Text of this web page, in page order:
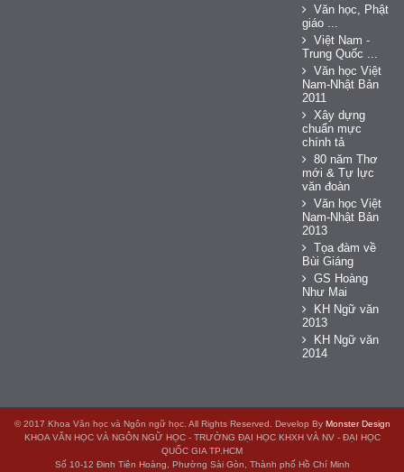
Văn học, Phật
giáo ...
Việt Nam -
Trung Quốc ...
Văn học Việt
Nam-Nhật Bản
2011
Xây dựng
chuẩn mực
chính tả
80 năm Thơ
mới & Tự lực
văn đoàn
Văn học Việt
Nam-Nhật Bản
2013
Tọa đàm về
Bùi Giáng
GS Hoàng
Như Mai
KH Ngữ văn
2013
KH Ngữ văn
2014
© 2017 Khoa Văn học và Ngôn ngữ học. All Rights Reserved. Develop By Monster Design
KHOA VĂN HỌC VÀ NGÔN NGỮ HỌC - TRƯỜNG ĐẠI HỌC KHXH VÀ NV - ĐẠI HỌC
QUỐC GIA TP.HCM
Số 10-12 Đinh Tiên Hoàng, Phường Sài Gòn, Thành phố Hồ Chí Minh